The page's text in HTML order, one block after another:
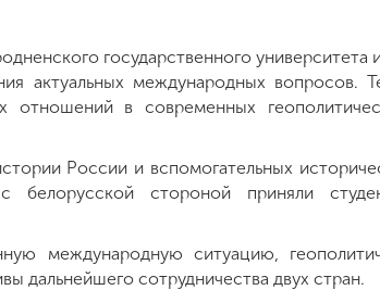
государственного университета
актуальных международных вопросов.
отношений в современных
России и вспомогательных
белорусской стороной приняли
международную ситуацию,
дальнейшего сотрудничества двух стран.